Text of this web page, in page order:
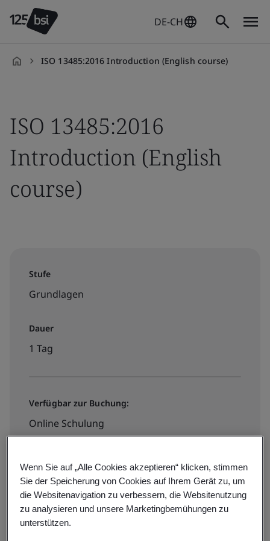
DE-CH
ISO 13485:2016 Introduction (English course)
ISO 13485:2016
Introduction (English
course)
Stufe
Grundlagen
Dauer
1 Tag
Verfügbar zur Buchung:
Online Schulung
€895 + MwSt.
Termine/Preise
Wenn Sie auf „Alle Cookies akzeptieren“ klicken, stimmen
Sie der Speicherung von Cookies auf Ihrem Gerät zu, um
die Websitenavigation zu verbessern, die Websitenutzung
zu analysieren und unsere Marketingbemühungen zu
unterstützen.